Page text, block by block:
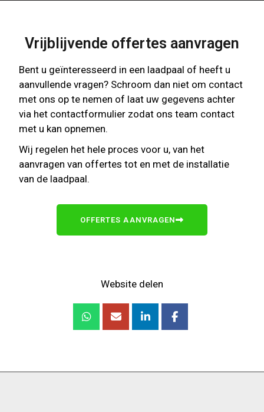
Vrijblijvende offertes aanvragen
Bent u geïnteresseerd in een laadpaal of heeft u
aanvullende vragen? Schroom dan niet om contact
met ons op te nemen of laat uw gegevens achter
via het contactformulier zodat ons team contact
met u kan opnemen.
Wij regelen het hele proces voor u, van het
aanvragen van offertes tot en met de installatie
van de laadpaal.
OFFERTES AANVRAGEN
Website delen